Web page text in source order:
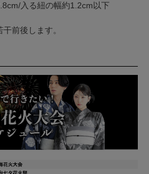
入る紐の幅約1.2cm以下
前後します。